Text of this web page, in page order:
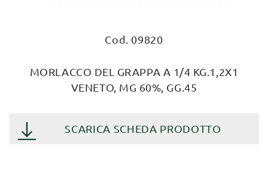
Cod. 09820
MORLACCO DEL GRAPPA A 1/4 KG.1,2X1
VENETO, MG 60%, GG.45
SCARICA SCHEDA PRODOTTO